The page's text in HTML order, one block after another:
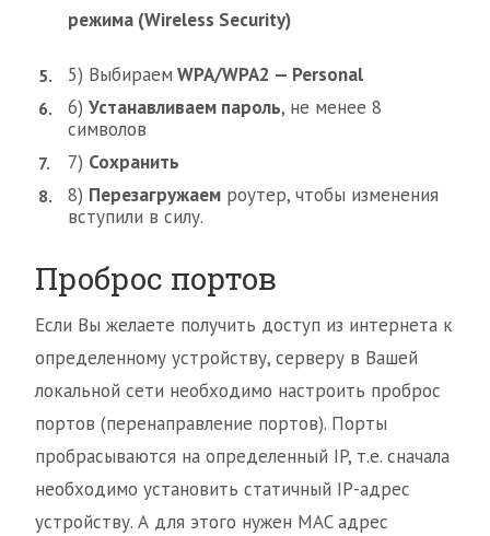
режима (Wireless Security)
5) Выбираем WPA/WPA2 — Personal
6) Устанавливаем пароль, не менее 8
символов
7) Сохранить
8) Перезагружаем роутер, чтобы изменения
вступили в силу.
Проброс портов
Если Вы желаете получить доступ из интернета к
определенному устройству, серверу в Вашей
локальной сети необходимо настроить проброс
портов (перенаправление портов). Порты
пробрасываются на определенный IP, т.е. сначала
необходимо установить статичный IP-адрес
устройству. А для этого нужен MAC адрес